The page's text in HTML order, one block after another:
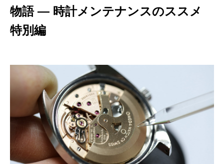
物語 ― 時計メンテナンスのススメ
特別編